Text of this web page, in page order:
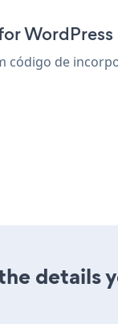
WordPress
de
details